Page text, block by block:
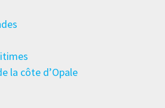
la côte d’Opale